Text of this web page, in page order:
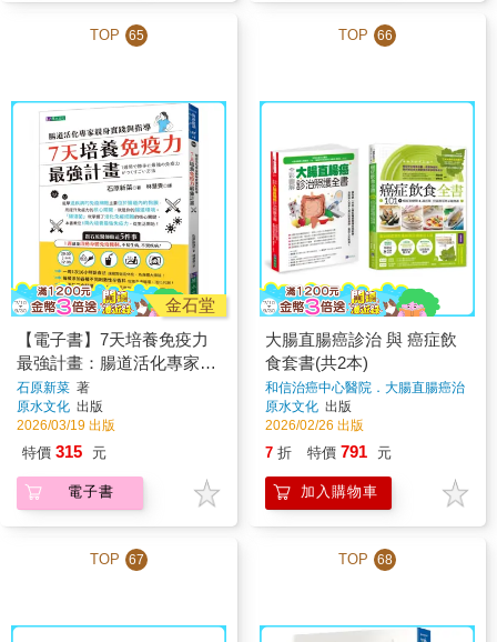
TOP 65
金石堂
【電子書】7天培養免疫力
最強計畫：腸道活化專家親
身實踐與指導
石原新菜 著
原水文化 出版
2026/03/19 出版
特價 315 元
電子書
TOP 66
大腸直腸癌診治 與 癌症飲
食套書(共2本)
和信治癌中心醫院．大腸直腸癌治
療團隊、張金堅、柳秀乖
原水文化 出版
2026/02/26 出版
7 折 特價 791 元
加入購物車
TOP 67 TOP 68